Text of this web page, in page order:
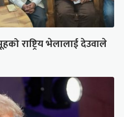
राष्ट्रिय भेलालाई देउवाले